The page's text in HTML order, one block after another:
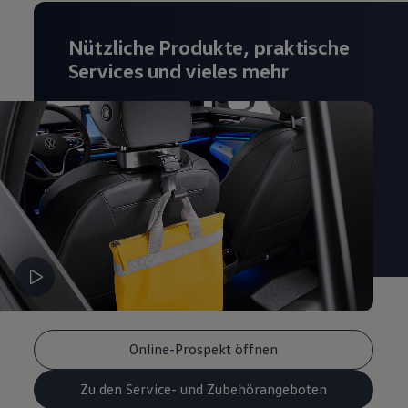
Transport
Familie
Elektromobilität
Volkswagen R
Pannen- und Unfallhilfe
Volkswagen Kundenbetreuung
Online-Prospekt öffnen
Zu den Service- und Zubehörangeboten
Nützliche Produkte, praktische
Services und vieles mehr